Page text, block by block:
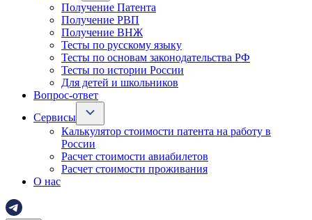
Получение Патента
Получение РВП
Получение ВНЖ
Тесты по русскому языку
Тесты по основам законодательства РФ
Тесты по истории России
Для детей и школьников
Вопрос-ответ
Сервисы
Калькулятор стоимости патента на работу в
России
Расчет стоимости авиабилетов
Расчет стоимости проживания
О нас